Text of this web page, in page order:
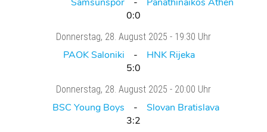
0:0
Donnerstag, 28. August 2025 - 19:30 Uhr
PAOK Saloniki
HNK Rijeka
5:0
Donnerstag, 28. August 2025 - 20:00 Uhr
BSC Young Boys
Slovan Bratislava
3:2